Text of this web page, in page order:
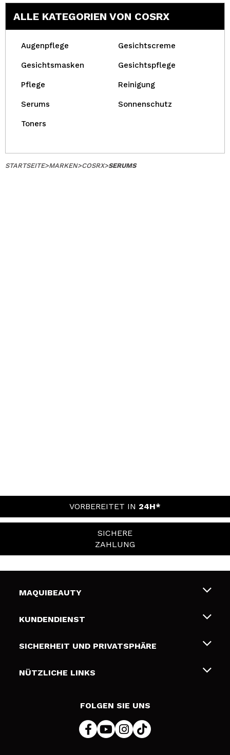
ALLE KATEGORIEN VON COSRX
Augenpflege Gesichtscreme
Gesichtsmasken Gesichtspflege
Pflege Reinigung
Serums Sonnenschutz
Toners
STARTSEITE>MARKEN>COSRX>SERUMS
VORBEREITET IN 24H*
SICHERE
ZAHLUNG
MAQUIBEAUTY
Über uns
Geschenkkarten
KUNDENDIENST
Liefer- und Versandkosten
Zahlung
SICHERHEIT UND PRIVATSPHÄRE
Bedingungen und Datenschutz
NÜTZLICHE LINKS
FOLGEN SIE UNS